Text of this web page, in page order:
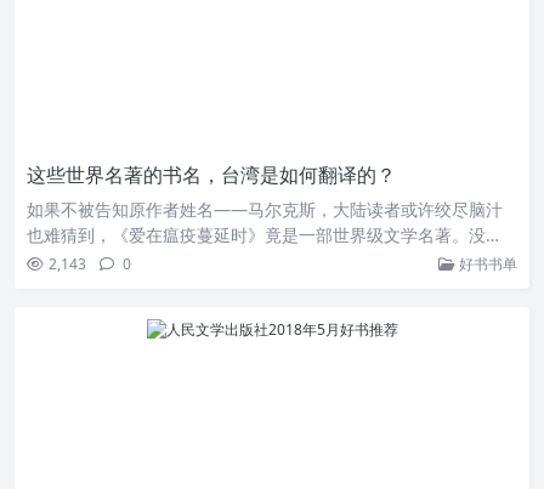
这些世界名著的书名，台湾是如何翻译的？
如果不被告知原作者姓名——马尔克斯，大陆读者或许绞尽脑汁
也难猜到，《爱在瘟疫蔓延时》竟是一部世界级文学名著。没…
2,143 0 好书书单